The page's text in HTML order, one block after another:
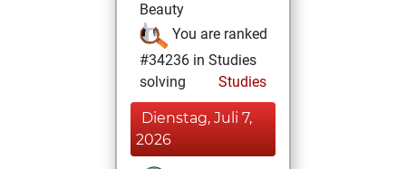
Beauty
You are ranked
#34236 in Studies
solving
Studies
Dienstag, Juli 7,
2026